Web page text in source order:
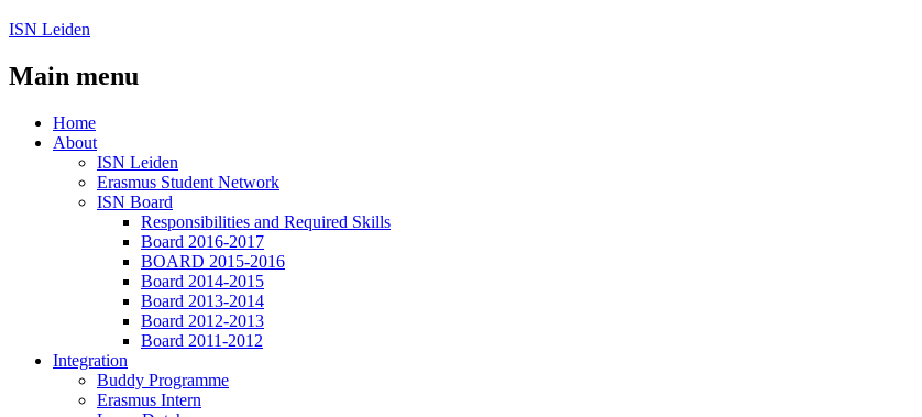
ISN Leiden
Main menu
Home
About
ISN Leiden
Erasmus Student Network
ISN Board
Responsibilities and Required Skills
Board 2016-2017
BOARD 2015-2016
Board 2014-2015
Board 2013-2014
Board 2012-2013
Board 2011-2012
Integration
Buddy Programme
Erasmus Intern